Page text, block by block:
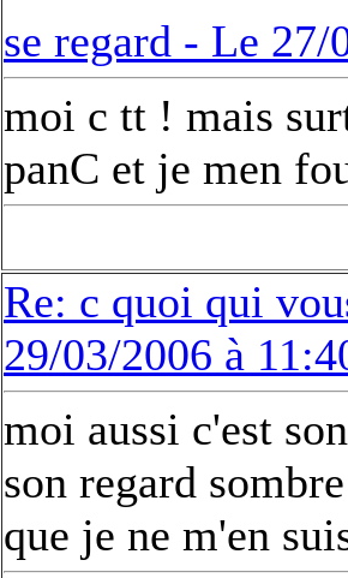
se regard - Le 27/
moi c tt ! mais
panC et je men
Re: c quoi qui
29/03/2006 à
moi aussi c'est
son regard
que je ne m'en